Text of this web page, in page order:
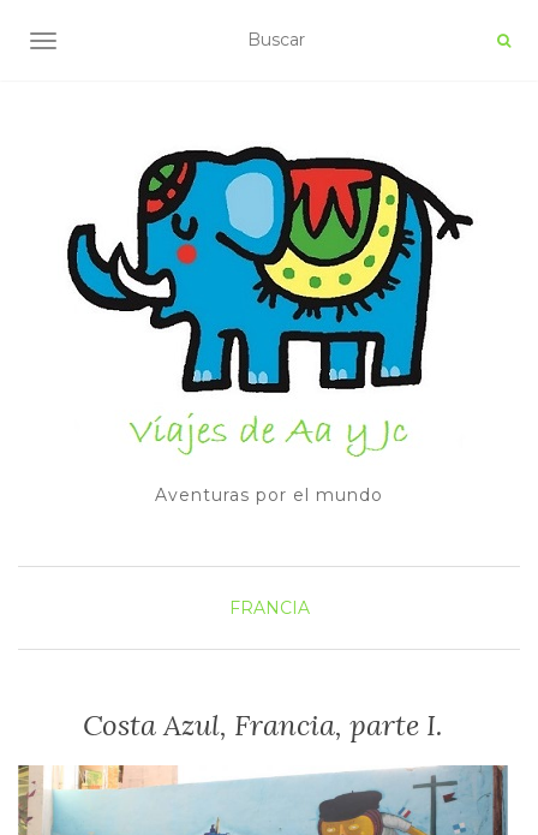
ALTERNAR NAVEGACIÓN
Aventuras por el mundo
FRANCIA
Costa Azul, Francia, parte I.